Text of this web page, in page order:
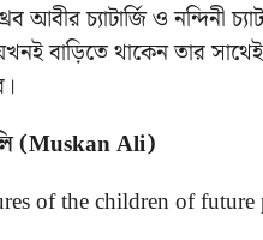
আবীর চ্যাটার্জি ও নন্দিনী
বাড়িতে থাকেন তার
(Muskan Ali)